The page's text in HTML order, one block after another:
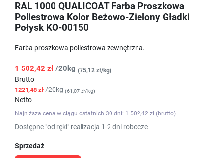
RAL 1000 QUALICOAT Farba Proszkowa
Poliestrowa Kolor Beżowo-Zielony Gładki
Połysk KO-00150
Farba proszkowa poliestrowa zewnętrzna.
1 502,42 zł /20kg (75,12 zł/kg)
Brutto
1221,48 zł /20kg (61,07 zł/kg)
Netto
Najniższa cena w ciągu ostatnich 30 dni: 1 502,42 zł (brutto)
Dostępne "od ręki" realizacja 1-2 dni robocze
Sprzedaż